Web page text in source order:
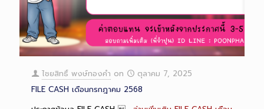
ไชยสิทธิ์ พงษ์ทองคำ on
ตุลาคม 7, 2025
FILE CASH เดือนกรกฎาคม 2568